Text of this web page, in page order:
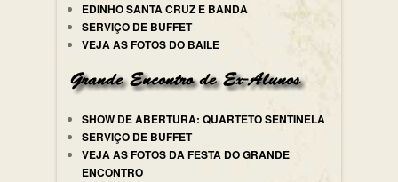
EDINHO SANTA CRUZ E BANDA
SERVIÇO DE BUFFET
VEJA AS FOTOS DO BAILE
SHOW DE ABERTURA: QUARTETO SENTINELA
SERVIÇO DE BUFFET
VEJA AS FOTOS DA FESTA DO GRANDE
ENCONTRO